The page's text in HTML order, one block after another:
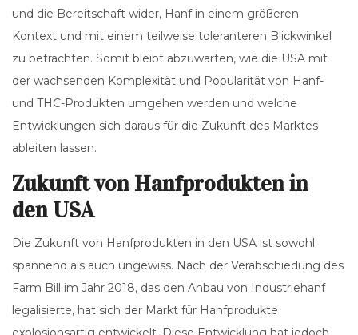
und die Bereitschaft wider, Hanf in einem größeren
Kontext und mit einem teilweise toleranteren Blickwinkel
zu betrachten. Somit bleibt abzuwarten, wie die USA mit
der wachsenden Komplexität und Popularität von Hanf-
und THC-Produkten umgehen werden und welche
Entwicklungen sich daraus für die Zukunft des Marktes
ableiten lassen.
Zukunft von Hanfprodukten in
den USA
Die Zukunft von Hanfprodukten in den USA ist sowohl
spannend als auch ungewiss. Nach der Verabschiedung des
Farm Bill im Jahr 2018, das den Anbau von Industriehanf
legalisierte, hat sich der Markt für Hanfprodukte